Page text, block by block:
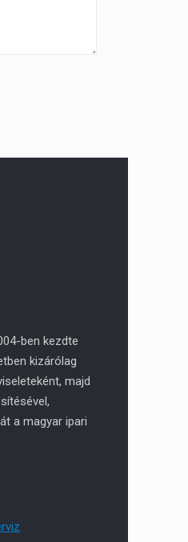
ben kezdte
kizárólag
majd
a magyar ipari